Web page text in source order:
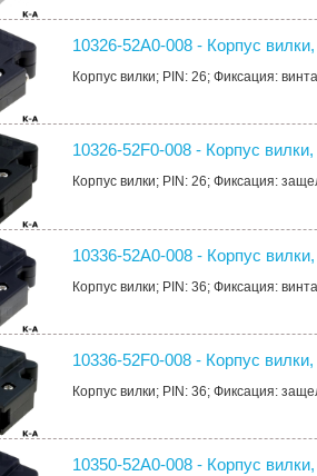
10326-52A0-008 - Корпус
Корпус вилки; PIN: 26; Фиксация:
10326-52F0-008 - Корпус
Корпус вилки; PIN: 26; Фиксация:
10336-52A0-008 - Корпус
Корпус вилки; PIN: 36; Фиксация:
10336-52F0-008 - Корпус
Корпус вилки; PIN: 36; Фиксация:
10350-52A0-008 - Корпус